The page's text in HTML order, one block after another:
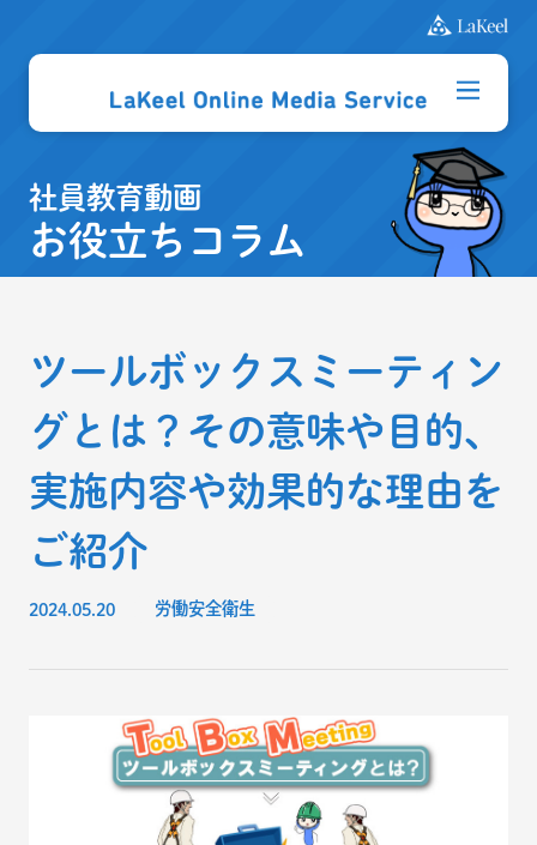
社員教育動画
お役立ちコラム
ツールボックスミーティン
グとは？その意味や目的、
実施内容や効果的な理由を
ご紹介
2024.05.20 労働安全衛生